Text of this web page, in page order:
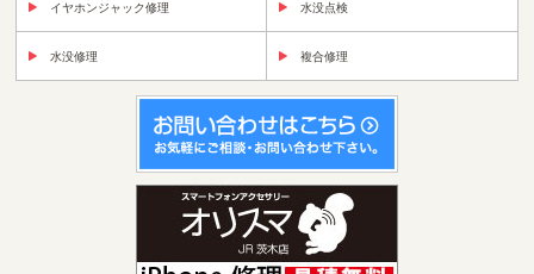
イヤホンジャック修理 水没点検
水没修理 複合修理